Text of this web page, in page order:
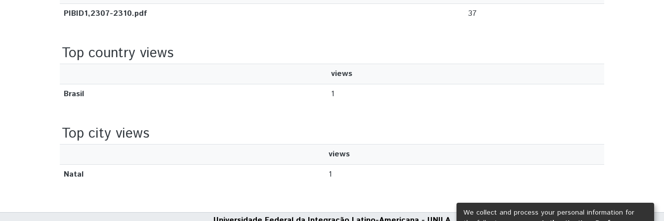
PIBID1,2307-2310.pdf
37
Top country views
views
Brasil
1
Top city views
views
Natal
1
We collect and process your personal information for